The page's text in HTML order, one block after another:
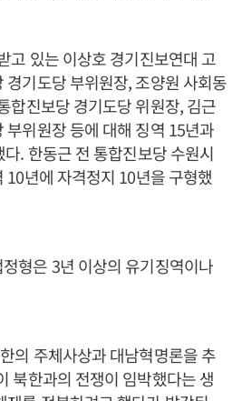
고 있는 이상호 경기진보연대 고
경기도당 부위원장, 조양원 사회동
합진보당 경기도당 위원장, 김근
부위원장 등에 대해 징역 15년과
. 한동근 전 통합진보당 수원시
10년에 자격정지 10년을 구형했
형은 3년 이상의 유기징역이나
의 주체사상과 대남혁명론을 추
북한과의 전쟁이 임박했다는 생